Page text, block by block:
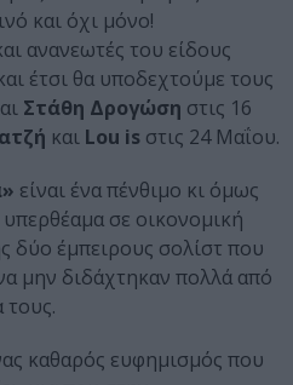
και όχι μόνο!
ανανεωτές του είδους
έτσι θα υποδεχτούμε τους
Στάθη Δρογώση στις 16
και Lou is στις 24 Μαΐου.
είναι ένα πένθιμο κι όμως
σε οικονομική
δύο έμπειρους σολίστ που
μην διδάχτηκαν πολλά από
τους.
καθαρός ευφημισμός που